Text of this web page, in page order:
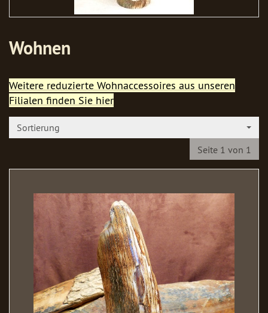
Wohnen
Weitere reduzierte Wohnaccessoires aus unseren
Filialen finden Sie hier
Sortierung
Seite 1 von 1